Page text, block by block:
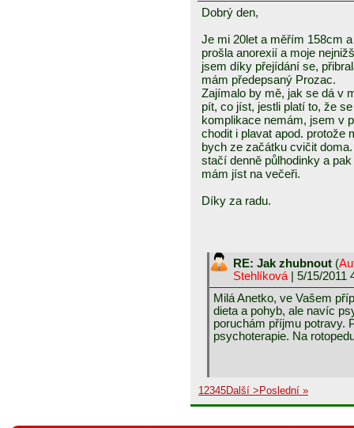
Dobrý den,
Je mi 20let a měřím 158cm
prošla anorexií a moje
jsem díky přejídání se,
mám předepsaný Prozac.
Zajímalo by mě, jak se dá v
pít, co jíst, jestli platí to, že
komplikace nemám, jsem v
chodit i plavat apod. protože
bych ze začátku cvičit
stačí denně půlhodinky a
mám jíst na večeři.
Díky za radu.
RE: Jak zhubnout (
Stehlíková | 5/15/2011
Milá Anetko, ve Vašem
dieta a pohyb, ale navíc
poruchám příjmu potravy.
psychoterapie. Na
12345Další > Poslední »